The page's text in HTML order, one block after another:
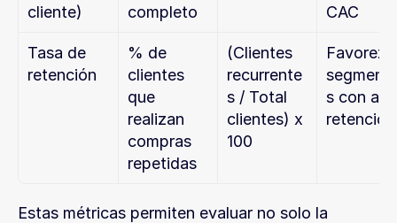
cliente)
completo
CAC
Tasa de
retención
% de
clientes
que
realizan
compras
repetidas
(Clientes
recurrente
s / Total
clientes) x
100
s con alta
retención
Estas métricas permiten evaluar no solo la